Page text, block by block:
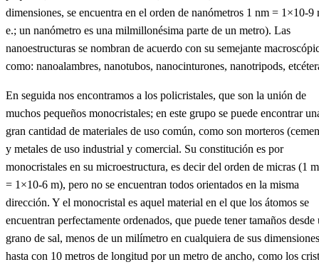
dimensiones, se encuentra en el orden de nanómetros 1 nm = 1×10-9
e.; un nanómetro es una milmillonésima parte de un metro). Las
nanoestructuras se nombran de acuerdo con su semejante
como: nanoalambres, nanotubos, nanocinturones, nanotripods,
En seguida nos encontramos a los policristales, que son la unión de
muchos pequeños monocristales; en este grupo se puede encontrar
gran cantidad de materiales de uso común, como son morteros
y metales de uso industrial y comercial. Su constitución es por
monocristales en su microestructura, es decir del orden de micras (1
= 1×10-6 m), pero no se encuentran todos orientados en la misma
dirección. Y el monocristal es aquel material en el que los átomos se
encuentran perfectamente ordenados, que puede tener tamaños desde
grano de sal, menos de un milímetro en cualquiera de sus
hasta con 10 metros de longitud por un metro de ancho, como los